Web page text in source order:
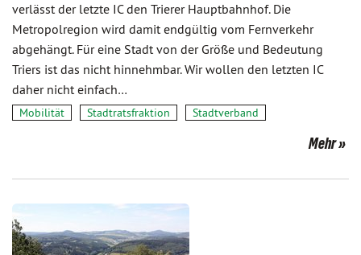
verlässt der letzte IC den Trierer Hauptbahnhof. Die
Metropolregion wird damit endgültig vom Fernverkehr
abgehängt. Für eine Stadt von der Größe und Bedeutung
Triers ist das nicht hinnehmbar. Wir wollen den letzten IC
daher nicht einfach…
Mobilität Stadtratsfraktion Stadtverband
Mehr